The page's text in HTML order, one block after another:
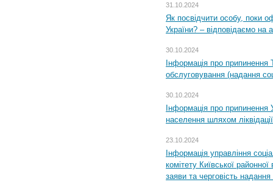
31.10.2024
Як посвідчити особу, поки
України? – відповідаємо на
30.10.2024
Інформація про припинення
обслуговування (надання
30.10.2024
Інформація про припинення
населення шляхом ліквідації
23.10.2024
Інформація управління
комітету Київської
заяви та черговість надання